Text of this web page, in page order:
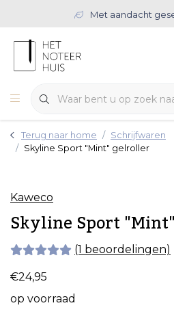
Met aandacht
Terug naar home
Schrijfwaren
Skyline Sport "Mint" gelroller
Kaweco
Skyline Sport
(1 beoordelingen)
€24,95
op voorraad